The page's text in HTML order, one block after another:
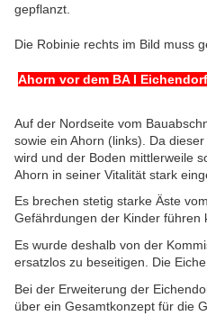
gepflanzt.
Die Robinie rechts im Bild muss
Ahorn vor dem BA I
Auf der Nordseite vom
sowie ein Ahorn (links). Da
wird und der Boden mittlerweile
Ahorn in seiner Vitalität stark
Es brechen stetig starke Äste
Gefährdungen der Kinder führen
Es wurde deshalb von der
ersatzlos zu beseitigen. Die
Bei der Erweiterung der
über ein Gesamtkonzept für die